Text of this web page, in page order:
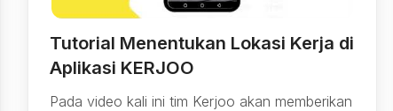
Tutorial Menentukan Lokasi Kerja di
Aplikasi KERJOO
Pada video kali ini tim Kerjoo akan memberikan